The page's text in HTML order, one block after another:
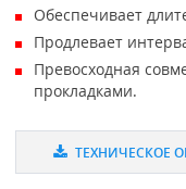
Обеспечивает
Продлевает
Превосходная
прокладками.
ТЕХНИЧЕСКОЕ